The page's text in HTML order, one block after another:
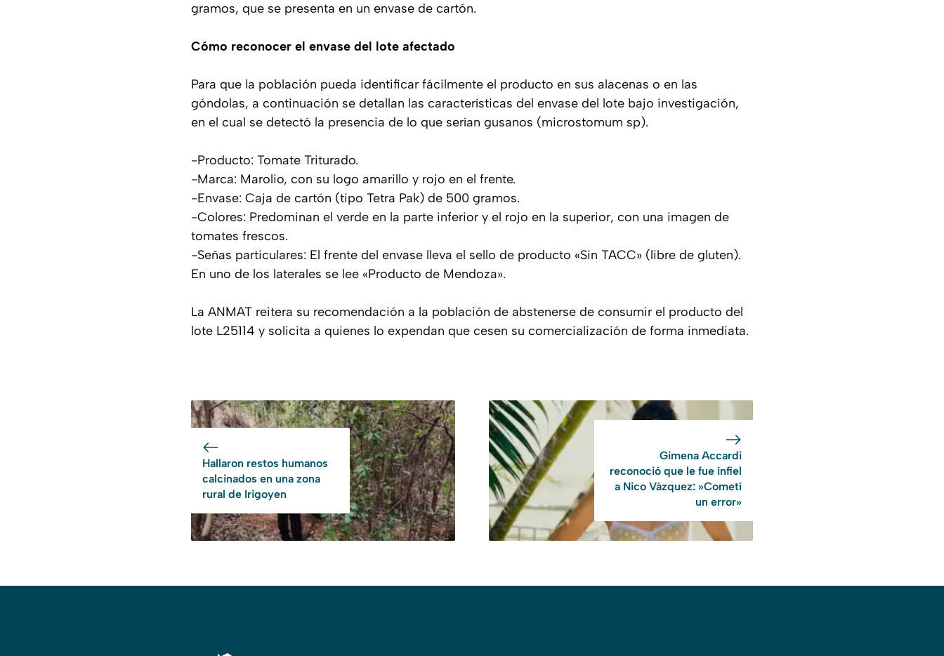
gramos, que se presenta en un envase de cartón.
Cómo reconocer el envase del lote afectado
Para que la población pueda identificar fácilmente el producto en sus alacenas o en las
góndolas, a continuación se detallan las características del envase del lote bajo investigación,
en el cual se detectó la presencia de lo que serían gusanos (microstomum sp).
-Producto: Tomate Triturado.
-Marca: Marolio, con su logo amarillo y rojo en el frente.
-Envase: Caja de cartón (tipo Tetra Pak) de 500 gramos.
-Colores: Predominan el verde en la parte inferior y el rojo en la superior, con una imagen de
tomates frescos.
-Señas particulares: El frente del envase lleva el sello de producto «Sin TACC» (libre de gluten).
En uno de los laterales se lee «Producto de Mendoza».
La ANMAT reitera su recomendación a la población de abstenerse de consumir el producto del
lote L25114 y solicita a quienes lo expendan que cesen su comercialización de forma inmediata.
Hallaron restos humanos
calcinados en una zona
rural de Irigoyen
Gimena Accardi
reconoció que le fue infiel
a Nico Vázquez: »Cometí
un error»